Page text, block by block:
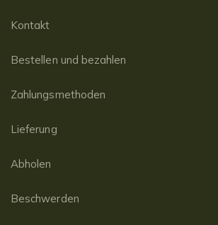
Kontakt
Bestellen und bezahlen
Zahlungsmethoden
Lieferung
Abholen
Beschwerden